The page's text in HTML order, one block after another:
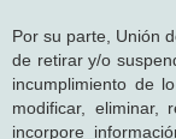
Por su parte, Unión
de retirar y/o
incumplimiento de
modificar, eliminar,
incorpore